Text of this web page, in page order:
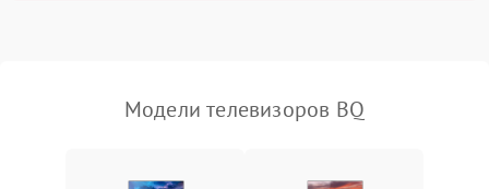
Модели телевизоров BQ